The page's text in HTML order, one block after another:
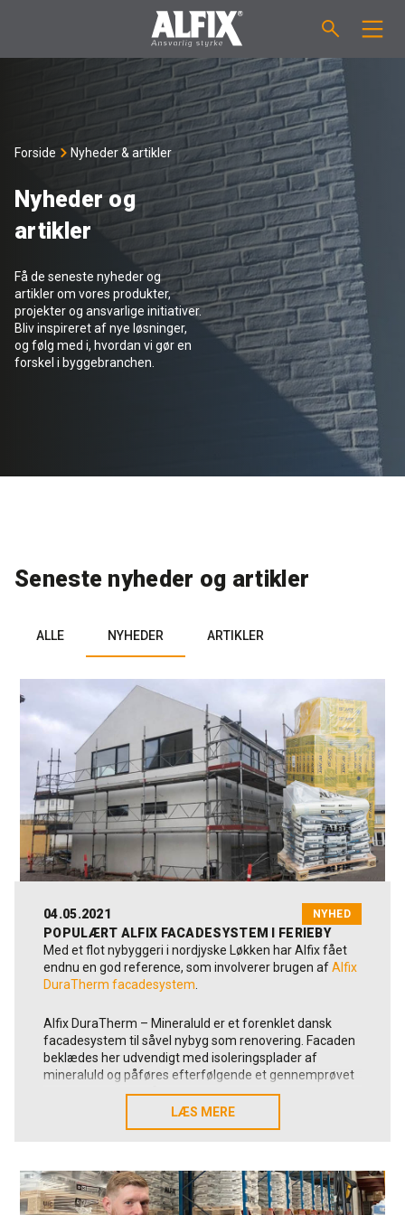
Støbemasse ”Mix”
Spartelmasse ”Mix”
Vådrumsmembraner
Fliseklæber "Fix"
Primere / Bindere
Downloads
VEJLEDNINGER
FORBRUGSBEREGNER
OM ALFIX
Om Alfix
Ansvarlighed
NYHEDER & ARTIKLER
DK
Forside Nyheder & artikler
Nyheder og
artikler
Få de seneste nyheder og
artikler om vores produkter,
projekter og ansvarlige initiativer.
Bliv inspireret af nye løsninger,
og følg med i, hvordan vi gør en
forskel i byggebranchen.
Seneste nyheder og artikler
ALLE NYHEDER ARTIKLER
04.05.2021 NYHED
POPULÆRT ALFIX FACADESYSTEM I FERIEBY
Med et flot nybyggeri i nordjyske Løkken har Alfix fået
endnu en god reference, som involverer brugen afAlfix
DuraTherm facadesystem
Alfix DuraTherm – Mineraluld er et forenklet dansk
facadesystem til såvel nybyg som renovering. Facaden
beklædes her udvendigt med isoleringsplader af
mineraluld og påføres efterfølgende et gennemprøvet
dansk system bestående af forskellige facadepuds-
810(fleksibel fiberpuds) og afslutningsvistAlfix
DuraPuds 804 (fleksibel struktur- og filtsepuds) i
LÆS MERE
LÆS MERE